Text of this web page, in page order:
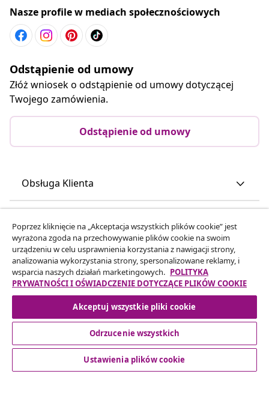
Nasze profile w mediach społecznościowych
Odstąpienie od umowy
Złóż wniosek o odstąpienie od umowy dotyczącej
Twojego zamówienia.
Odstąpienie od umowy
Obsługa Klienta
vidaXL
Odkryj więcej
Poprzez kliknięcie na „Akceptacja wszystkich plików cookie” jest
wyrażona zgoda na przechowywanie plików cookie na swoim
urządzeniu w celu usprawnienia korzystania z nawigacji strony,
analizowania wykorzystania strony, spersonalizowane reklamy, i
wsparcia naszych działań marketingowych. POLITYKA
PRYWATNOŚCI I OŚWIADCZENIE DOTYCZĄCE PLIKÓW COOKIE
Akceptuj wszystkie pliki cookie
Odrzucenie wszystkich
Ustawienia plików cookie